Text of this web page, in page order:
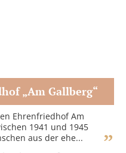
„Am Gallberg“
Ehrenfriedhof Am
1941 und 1945
aus der ehe...